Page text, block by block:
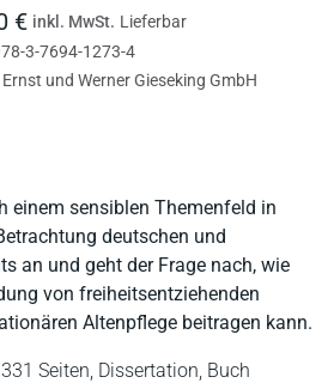
einem sensiblen Themenfeld in
deutschen und
an und geht der Frage nach, wie
von freiheitsentziehenden
Altenpflege beitragen kann.
331 Seiten, Dissertation, Buch
€ inkl. MwSt. Lieferbar
3-7694-1273-4
und Werner Gieseking GmbH